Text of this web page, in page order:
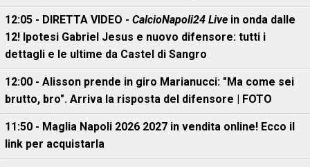
12:05 - DIRETTA VIDEO - CalcioNapoli24 Live in onda dalle
12! Ipotesi Gabriel Jesus e nuovo difensore: tutti i
dettagli e le ultime da Castel di Sangro
12:00 - Alisson prende in giro Marianucci: "Ma come sei
brutto, bro". Arriva la risposta del difensore | FOTO
11:50 - Maglia Napoli 2026 2027 in vendita online! Ecco il
link per acquistarla